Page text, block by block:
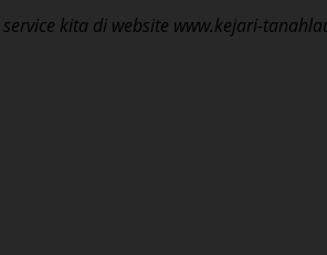
kita di website www.kejari-